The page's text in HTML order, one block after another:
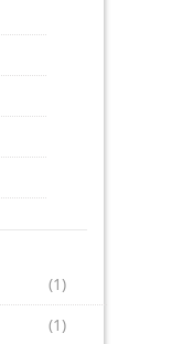
(1)
(1)